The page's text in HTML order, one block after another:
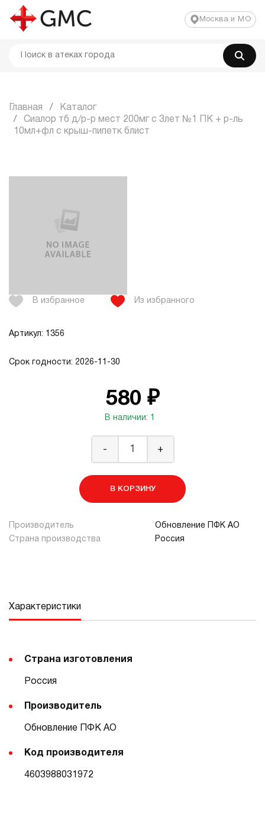
Москва и МО
Главная
Каталог
Сиалор тб д/р-р мест 200мг с 3лет №1 ПК + р-ль
10мл+фл с крыш-пипетк блист
В избранное Из избранного
Артикул: 1356
Срок годности: 2026-11-30
580 ₽
В наличии: 1
- +
В КОРЗИНУ
Производитель
Обновление ПФК АО
Страна производства
Россия
Характеристики
Страна изготовления
Россия
Производитель
Обновление ПФК АО
Код производителя
4603988031972